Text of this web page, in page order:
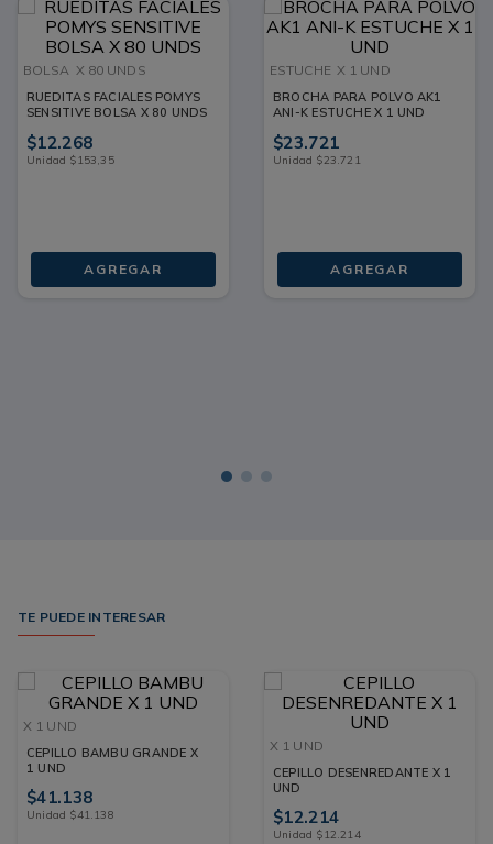
BOLSA X 80 UNDS
RUEDITAS FACIALES POMYS
SENSITIVE BOLSA X 80 UNDS
$12.268
Unidad $153,35
AGREGAR
ESTUCHE X 1 UND
BROCHA PARA POLVO AK1
ANI-K ESTUCHE X 1 UND
$23.721
Unidad $23.721
AGREGAR
TE PUEDE INTERESAR
X 1 UND
CEPILLO BAMBU GRANDE X
1 UND
$41.138
Unidad $41.138
X 1 UND
CEPILLO DESENREDANTE X 1
UND
$12.214
Unidad $12.214